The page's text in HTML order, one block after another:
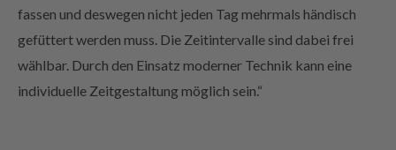
gefüttert werden muss. Die Zeitintervalle sind dabei frei
wählbar. Durch den Einsatz moderner Technik kann eine
individuelle Zeitgestaltung möglich sein.“